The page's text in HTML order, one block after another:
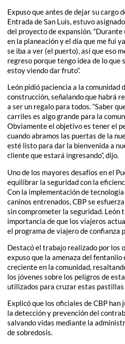
Expuso que antes de dejar su cargo
Entrada de San Luis, estuvo
del proyecto de expansión.
en la planeación y el día que me fui
se iba a ver (el puerto), así que eso
regreso porque tengo idea de lo que
estoy viendo dar fruto”.
León pidió paciencia a la comunidad
construcción, señalando que habrá
a ser un regalo para todos. “Saber
carriles es algo grande para la
Obviamente el objetivo es tener el
cuando abramos las puertas de la
esté listo para dar la bienvenida a
cliente que estará ingresando”, dijo.
Uno de los mayores desafíos en el
equilibrar la seguridad con la
Con la implementación de
caninos entrenados, CBP se
sin comprometer la seguridad. León
importancia de que los viajeros
el programa de viajero de confianza
Destacó el trabajo realizado por los
expuso que la amenaza del fentanilo
creciente en la comunidad,
los jóvenes sobre los peligros de
utilizados para cruzar estas pastillas
Explicó que los oficiales de CBP han
la detección y prevención del
salvando vidas mediante la
de sobredosis.